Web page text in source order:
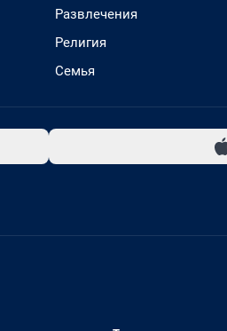
Развлечения
Религия
Семья